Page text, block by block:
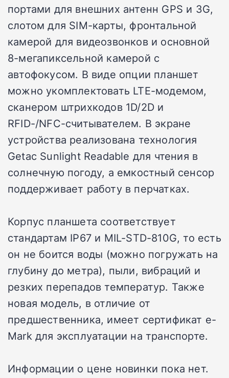
портами для внешних антенн GPS и 3G,
слотом для SIM-карты, фронтальной
камерой для видеозвонков и основной
8-мегапиксельной камерой с
автофокусом. В виде опции планшет
можно укомплектовать LTE-модемом,
сканером штрихкодов 1D/2D и
RFID-/NFC-считывателем. В экране
устройства реализована технология
Getac Sunlight Readable для чтения в
солнечную погоду, а емкостный сенсор
поддерживает работу в перчатках.
Корпус планшета соответствует
стандартам IP67 и MIL-STD-810G, то есть
он не боится воды (можно погружать на
глубину до метра), пыли, вибраций и
резких перепадов температур. Также
новая модель, в отличие от
предшественника, имеет сертификат e-
Mark для эксплуатации на транспорте.
Информации о цене новинки пока нет.